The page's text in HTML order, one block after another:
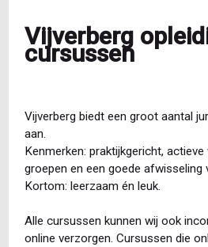
Vijverberg
cursussen
Vijverberg biedt een groot aantal
aan.
Kenmerken: praktijkgericht,
groepen en een goede afwisseling
Kortom: leerzaam én leuk.
Alle cursussen kunnen wij ook
online verzorgen. Cursussen die